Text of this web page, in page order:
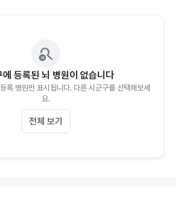
search_off
에 등록된 뇌 병원이 없습니다
록 병원만 표시됩니다. 다른 시군구를 선택해보세
요.
전체 보기